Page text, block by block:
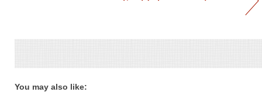
You may also like: